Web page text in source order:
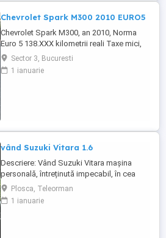
Chevrolet Spark M300 2010 EURO5
Chevrolet Spark M300, an 2010, Norma
Euro 5 138.XXX kilometrii reali Taxe mici,
consum mic 5-6% in oras, costuri mici de
intretinere Dotari: -Motor 1.0 16v 68cp,
Euro 5, Distributie Lant -AC manual
Sector 3, Bucuresti
1 ianuarie
vând Suzuki Vitara 1.6
Descriere: Vând Suzuki Vitara mașina
personală, întreținută impecabil, în cea
mai căutată configurație pentru fiabilitate:
motorul 1.6 benzină aspirat (distribuție
lanț) și tracțiune integrală AllGrip Date
Plosca, Teleorman
1 ianuarie